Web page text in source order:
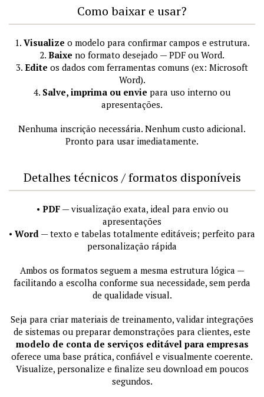
Como baixar e usar?
1. Visualize o modelo para confirmar campos e estrutura.
2. Baixe no formato desejado — PDF ou Word.
3. Edite os dados com ferramentas comuns (ex: Microsoft
Word).
4. Salve, imprima ou envie para uso interno ou
apresentações.
Nenhuma inscrição necessária. Nenhum custo adicional.
Pronto para usar imediatamente.
Detalhes técnicos / formatos disponíveis
• PDF— visualização exata, ideal para envio ou
apresentações
• Word — texto e tabelas totalmente editáveis; perfeito para
personalização rápida
Ambos os formatos seguem a mesma estrutura lógica —
facilitando a escolha conforme sua necessidade, sem perda
de qualidade visual.
Seja para criar materiais de treinamento, validar integrações
de sistemas ou preparar demonstrações para clientes, este
modelo de conta de serviços editável para empresas
oferece uma base prática, confiável e visualmente coerente.
Visualize, personalize e finalize seu download em poucos
segundos.